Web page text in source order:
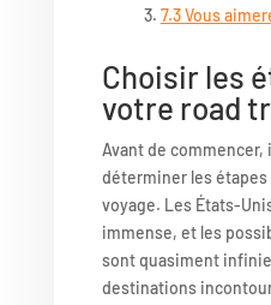
7.3Vous
Choisir les
votre road
Avant de
déterminer les
voyage. Les États-
immense, et les
sont quasiment
destinations